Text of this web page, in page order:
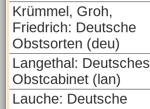
Krümmel, Groh,
Friedrich: Deutsche
Obstsorten (deu)
Langethal: Deutsches
Obstcabinet (lan)
Lauche: Deutsche